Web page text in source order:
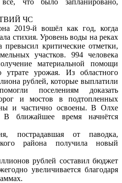
ЧС
2019-й вошёл как год, когда
стихия. Уровень воды на реках
критические отметки,
участков. 994 человека
материальной помощи
урожая. Из областного
рублей, которые выплатили
поселениям доказать
и мостов в подтопленных
и частично освоены. В Олхе
В ближайшее время начнётся
пострадавшая от паводка,
района получила новый
рублей составил бюджет
увеличивается благодаря